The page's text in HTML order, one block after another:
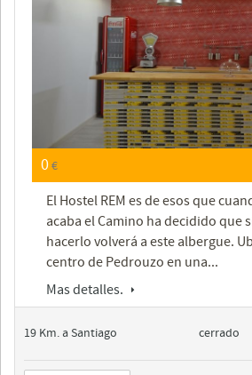
0€
El Hostel REM es de esos que
acaba el Camino ha decidido que
hacerlo volverá a este albergue.
centro de Pedrouzo en una...
Mas detalles.
19 Km. a Santiago cerrado